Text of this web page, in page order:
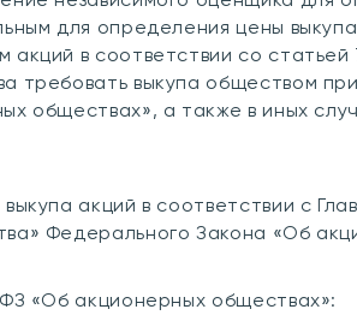
для определения цены
в соответствии со
требовать выкупа обществом
обществах», а также в иных
акций в соответствии с
Федерального Закона «Об
«Об акционерных обществах»: